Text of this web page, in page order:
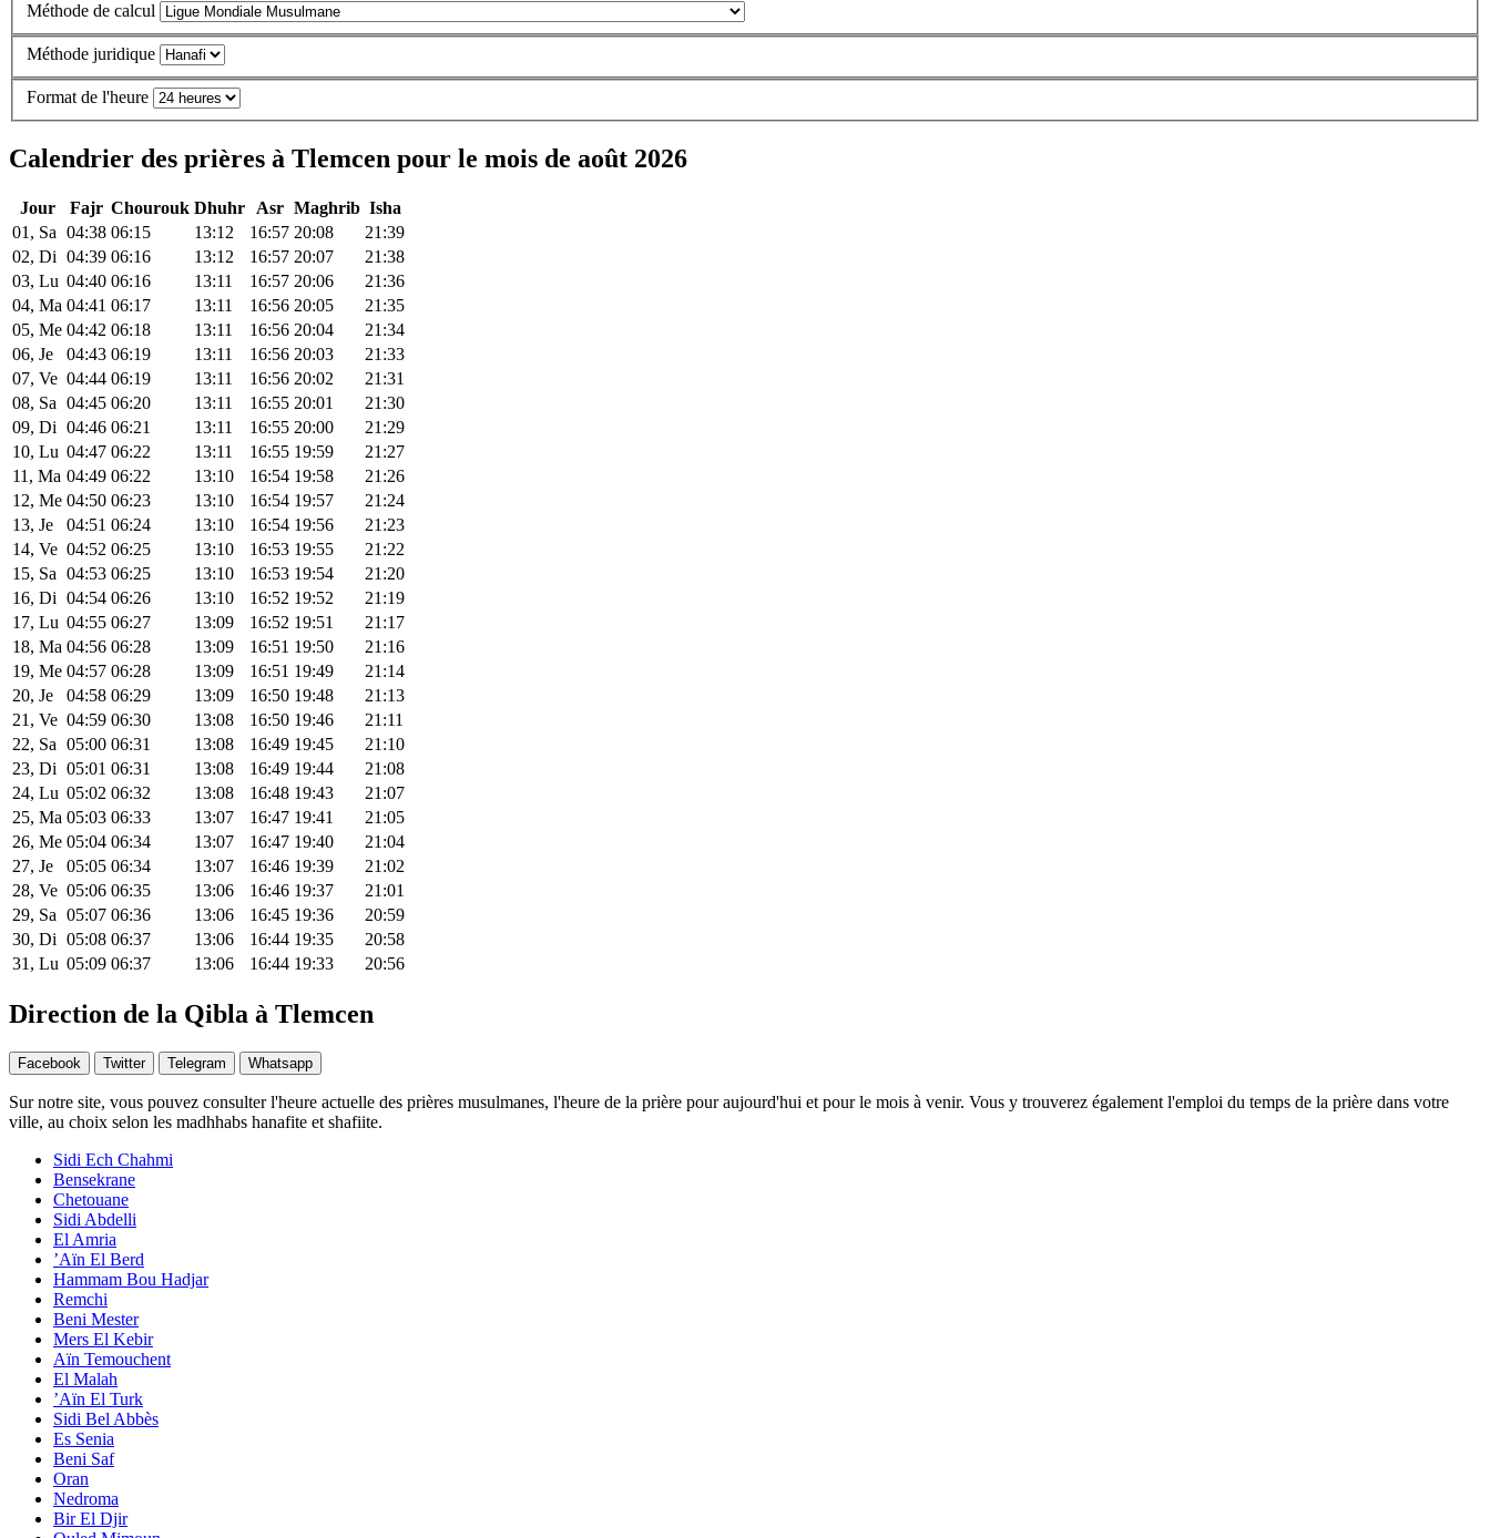
Méthode de calcul
Méthode juridique
Format de l'heure
Calendrier des prières à Tlemcen pour le mois de août 2026
Jour Fajr Chourouk Dhuhr Asr Maghrib Isha
01, Sa 04:38 06:15 13:12 16:57 20:08
21:39
02, Di 04:39 06:16 13:12 16:57 20:07
21:38
03, Lu 04:40 06:16 13:11 16:57 20:06
21:36
04, Ma 04:41 06:17 13:11 16:56 20:05
21:35
05, Me 04:42 06:18 13:11 16:56 20:04
21:34
06, Je
04:43 06:19 13:11 16:56 20:03
21:33
07, Ve 04:44 06:19 13:11 16:56 20:02
21:31
08, Sa 04:45 06:20 13:11 16:55 20:01
21:30
09, Di 04:46 06:21 13:11 16:55 20:00
21:29
10, Lu 04:47 06:22 13:11 16:55 19:59
21:27
11, Ma 04:49 06:22 13:10 16:54 19:58
21:26
12, Me 04:50 06:23 13:10 16:54 19:57
21:24
13, Je
04:51 06:24 13:10 16:54 19:56
21:23
14, Ve 04:52 06:25 13:10 16:53 19:55
21:22
15, Sa 04:53 06:25 13:10 16:53 19:54
21:20
16, Di 04:54 06:26 13:10 16:52 19:52
21:19
17, Lu 04:55 06:27 13:09 16:52 19:51
21:17
18, Ma 04:56 06:28 13:09 16:51 19:50
21:16
19, Me 04:57 06:28 13:09 16:51 19:49
21:14
20, Je
04:58 06:29 13:09 16:50 19:48
21:13
21, Ve 04:59 06:30 13:08 16:50 19:46
21:11
22, Sa 05:00 06:31 13:08 16:49 19:45
21:10
23, Di 05:01 06:31 13:08 16:49 19:44
21:08
24, Lu 05:02 06:32 13:08 16:48 19:43
21:07
25, Ma 05:03 06:33 13:07 16:47 19:41
21:05
26, Me 05:04 06:34 13:07 16:47 19:40
21:04
27, Je
05:05 06:34 13:07 16:46 19:39
21:02
28, Ve 05:06 06:35 13:06 16:46 19:37
21:01
29, Sa 05:07 06:36 13:06 16:45 19:36
20:59
30, Di 05:08 06:37 13:06 16:44 19:35
20:58
31, Lu 05:09 06:37 13:06 16:44 19:33 20:56
Direction de la Qibla à Tlemcen
Facebook Twitter Telegram Whatsapp
Sur notre site, vous pouvez consulter l'heure actuelle des prières musulmanes, l'heure de la prière pour aujourd'hui et pour le mois à venir. Vous y trouverez également l'emploi du temps de la prière dans votre
ville, au choix selon les madhhabs hanafite et shafiite.
Sidi Ech Chahmi
Bensekrane
Chetouane
Sidi Abdelli
El Amria
’Aïn El Berd
Hammam Bou Hadjar
Remchi
Beni Mester
Mers El Kebir
Aïn Temouchent
El Malah
’Aïn El Turk
Sidi Bel Abbès
Es Senia
Beni Saf
Oran
Nedroma
Bir El Djir